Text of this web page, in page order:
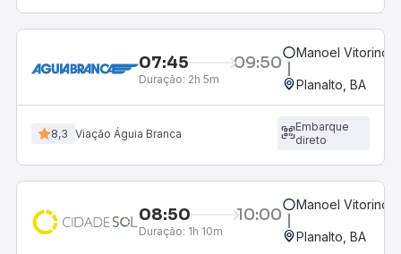
07:45 09:50
Duração: 2h 5m
Manoel Vitorino,
Planalto, BA
8,3 Viação Águia Branca
Embarque
direto
08:50 10:00
Duração: 1h 10m
Manoel Vitorino,
Planalto, BA